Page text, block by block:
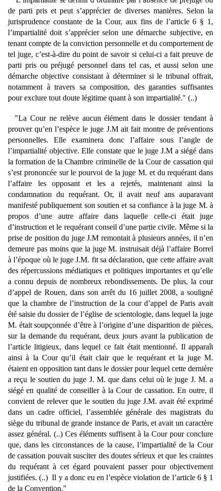
de parti pris et peut s’apprécier de diverses manières. Selon la
jurisprudence constante de la Cour, aux fins de l’article 6 § 1,
l’impartialité doit s’apprécier selon une démarche subjective, en
tenant compte de la conviction personnelle et du comportement de
tel juge, c’est-à-dire du point de savoir si celui-ci a fait preuve de
parti pris ou préjugé personnel dans tel cas, et aussi selon une
démarche objective consistant à déterminer si le tribunal offrait,
notamment à travers sa composition, des garanties suffisantes
pour exclure tout doute légitime quant à son impartialité." (..)
"La Cour ne relève aucun élément dans le dossier tendant à
prouver qu’en l’espèce le juge J.M ait fait montre de préventions
personnelles. Elle examinera donc l’affaire sous l’angle de
l’impartialité objective. Elle constate que le juge J.M a siégé dans
la formation de la Chambre criminelle de la Cour de cassation qui
s’est prononcée sur le pourvoi de la juge M. et du requérant dans
l’affaire les opposant et les a rejetés, maintenant ainsi la
condamnation du requérant. Or, il avait neuf ans auparavant
manifesté publiquement son soutien et sa confiance à la juge M. à
propos d’une autre affaire dans laquelle celle-ci était juge
d’instruction et le requérant conseil d’une partie civile. Même si la
prise de position du juge J.M remontait à plusieurs années, il n’en
demeure pas moins que la juge M. instruisait déjà l’affaire Borrel
à l’époque où le juge J.M. fit sa déclaration, que cette affaire avait
des répercussions médiatiques et politiques importantes et qu’elle
a connu depuis de nombreux rebondissements. De plus, la cour
d’appel de Rouen, dans son arrêt du 16 juillet 2008, a souligné
que la chambre de l’instruction de la cour d’appel de Paris avait
été saisie du dossier de l’église de scientologie, dans lequel la juge
M. était soupçonnée d’être à l’origine d’une disparition de pièces,
sur la demande du requérant, deux jours avant la publication de
l’article litigieux, dans lequel ce fait était mentionné. Il apparaît
ainsi à la Cour qu’il était clair que le requérant et la juge M.
étaient en opposition tant dans le dossier pour lequel cette dernière
a reçu le soutien du juge J. M. que dans celui où le juge J. M. a
siégé en qualité de conseiller à la Cour de cassation. En outre, il
convient de relever que le soutien du juge J.M. avait été exprimé
dans un cadre officiel, l’assemblée générale des magistrats du
siège du tribunal de grande instance de Paris, et avait un caractère
assez général. (..) Ces éléments suffisent à la Cour pour conclure
que, dans les circonstances de la cause, l’impartialité de la Cour
de cassation pouvait susciter des doutes sérieux et que les craintes
du requérant à cet égard pouvaient passer pour objectivement
justifiées. (..) Il y a donc eu en l’espèce violation de l’article 6 § 1
de la Convention."